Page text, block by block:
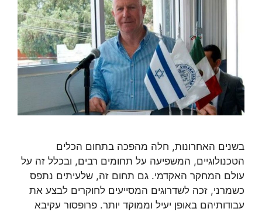
בשנים האחרונות, חלה מהפכה בתחום הכלים
הטכנולוגיים, המשפיעה על תחומים רבים, ובכלל זה על
עולם המחקר האקדמי. גם תחום זה, שלעיתים נתפס
כשמרני, זכה לשדרוגים המסייעים לחוקרים לבצע את
עבודותיהם באופן יעיל וממוקד יותר. פרופסור עקיבא